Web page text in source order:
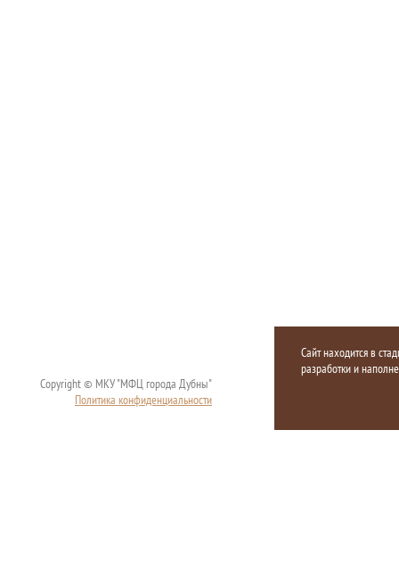
Copyright © МКУ "МФЦ города Дубны"
Политика конфиденциальности
Сайт находится в
разработки и